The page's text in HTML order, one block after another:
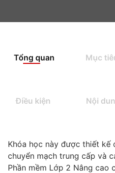
Tổng quan Mục
Điều kiện Nội
Khóa học này được thiết kế
chuyển mạch trung cấp và
Phần mềm Lớp 2 Nâng cao